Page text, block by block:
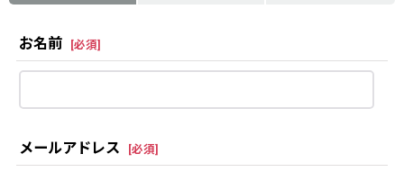
お名前 [必須]
メールアドレス [必須]